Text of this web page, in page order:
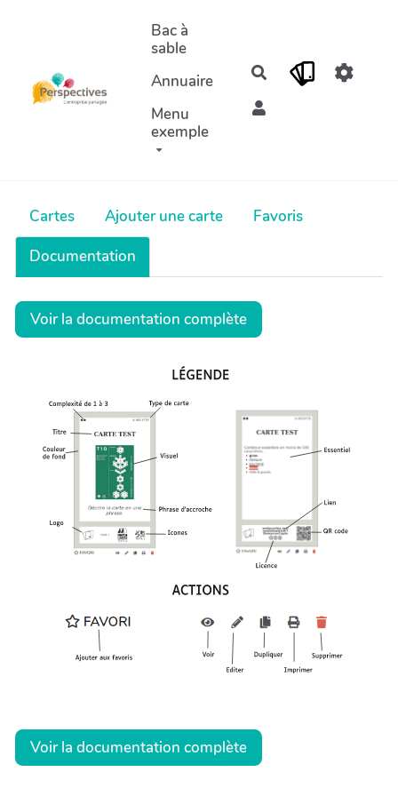
Aller au contenu principal
Bac à
sable
Annuaire
Menu
exemple
Rechercher
Cartes Ajouter une carte
Favoris
Documentation
Voir la documentation complète
Voir la documentation complète